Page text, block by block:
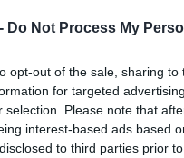
Do Not Process My
opt-out of the sale, sharing
for targeted
selection. Please note that
interest-based ads based
to third parties prior
νέο επαγγελματικό
τη δημιουργία
ενθουσιασμένος
περισσότερες